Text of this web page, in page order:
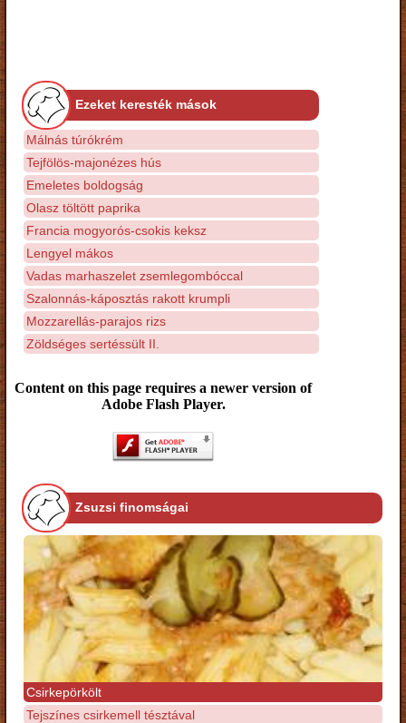
Ezeket keresték mások
Málnás túrókrém
Tejfölös-majonézes hús
Emeletes boldogság
Olasz töltött paprika
Francia mogyorós-csokis keksz
Lengyel mákos
Vadas marhaszelet zsemlegombóccal
Szalonnás-káposztás rakott krumpli
Mozzarellás-parajos rizs
Zöldséges sertéssült II.
Content on this page requires a newer version of
Adobe Flash Player.
Zsuzsi finomságai
Csirkepörkölt
Tejszínes csirkemell tésztával